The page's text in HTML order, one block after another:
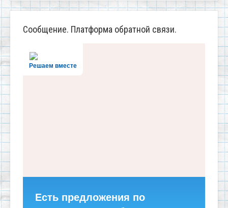
Сообщение. Платформа обратной связи.
Решаем вместе
Есть предложения по